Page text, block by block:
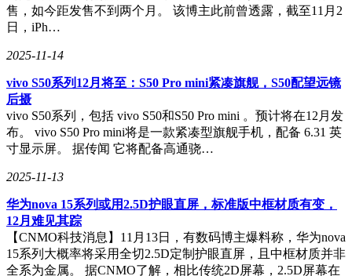
查，全球30%的消费者会因车辆不支持CarPlay而放弃购买，即
使是车机表现不错的新能源车。这表明，当前车机体验的碎片
化问题亟待解决，而CarPlay提供了一个生态成熟、学习成本
CarPlay无疑是车机升级的大救星。
在国内市场，尽管享受完整的苹果或原生安卓生态尚不可行，
但国内车机研发竞争激烈，新车车机表现不俗。例如，鸿蒙智
行、吉利银河OS等系统提供了统一且流畅的车机体验。小米
车机之间无缝切换，展现了国内车企对智能化趋势的敏锐洞
察。
售，如今距发售不到两个月。 该博主此前曾透露，截至11月2
日，iPh…
2025-11-14
vivo S50系列12月将至：S50 Pro mini紧凑旗舰，S50配望远镜
后摄
vivo S50系列，包括 vivo S50和S50 Pro mini 。预计将在12月发
布。 vivo S50 Pro mini将是一款紧凑型旗舰手机，配备 6.31 英
寸显示屏。 据传闻 它将配备高通骁…
2025-11-13
​华为nova 15系列或用2.5D护眼直屏，标准版中框材质有变，
12月难见其踪​
【CNMO科技消息】11月13日，有数码博主爆料称，华为nova
15系列大概率将采用全切2.5D定制护眼直屏，且中框材质并非
全系为金属。 据CNMO了解，相比传统2D屏幕，2.5D屏幕在